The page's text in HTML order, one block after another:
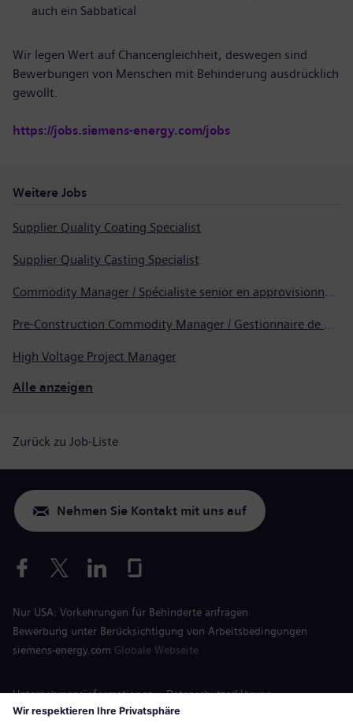
auch ein Sabbatical
Wir legen Wert auf Chancengleichheit, deswegen sind
Bewerbungen von Menschen mit Behinderung ausdrücklich
gewollt.
https://jobs.siemens-energy.com/jobs
Weitere Jobs
Supplier Quality Coating Specialist
Supplier Quality Casting Specialist
Commodity Manager / Spécialiste senior en approvisionnement
Pre-Construction Commodity Manager / Gestionnaire de produits avant la construction
High Voltage Project Manager
Alle anzeigen
Zurück zu Job-Liste
Nehmen Sie Kontakt mit uns auf
Nur USA: Vorkehrungen für Behinderte anfragen
Bewerbung unter Berücksichtigung von Arbeitsbedingungen
siemens-energy.com Globale Webseite
Unternehmensinformationen
Datenschutzerklärung
Hinweis auf Cookies
Nutzungsbedingungen